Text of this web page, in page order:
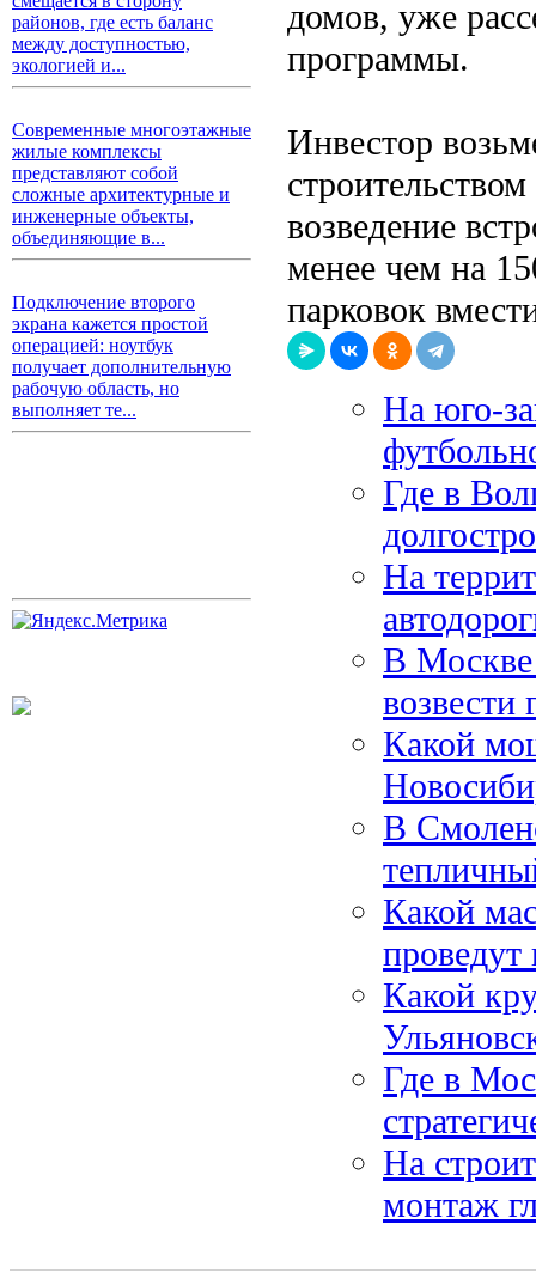
районов, где есть баланс
между доступностью,
экологией и...
Современные многоэтажные
жилые комплексы
представляют собой
сложные архитектурные и
инженерные объекты,
объединяющие в...
Подключение второго
экрана кажется простой
операцией: ноутбук
получает дополнительную
рабочую область, но
выполняет те...
домов, уже
программы.
Инвестор
возведение
менее чем на
парковок
На юго-
Где в
На
В
возвести
Какой
В
Какой
Какой
Где в
На
монтаж